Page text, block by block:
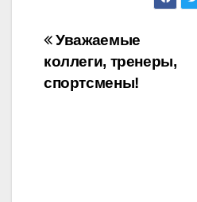
Навигация
по
Уважаемые
коллеги, тренеры,
спортсмены!